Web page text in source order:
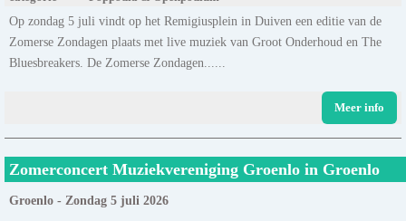
Op zondag 5 juli vindt op het Remigiusplein in Duiven een editie van de
Zomerse Zondagen plaats met live muziek van Groot Onderhoud en The
Bluesbreakers. De Zomerse Zondagen......
Meer info
Zomerconcert Muziekvereniging Groenlo in Groenlo
Groenlo - Zondag 5 juli 2026